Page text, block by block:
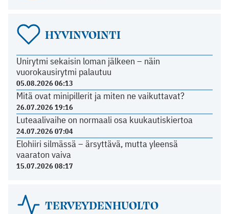
HYVINVOINTI
Unirytmi sekaisin loman jälkeen – näin
vuorokausirytmi palautuu
05.08.2026 06:13
Mitä ovat minipillerit ja miten ne vaikuttavat?
26.07.2026 19:16
Luteaalivaihe on normaali osa kuukautiskiertoa
24.07.2026 07:04
Elohiiri silmässä – ärsyttävä, mutta yleensä
vaaraton vaiva
15.07.2026 08:17
TERVEYDENHUOLTO